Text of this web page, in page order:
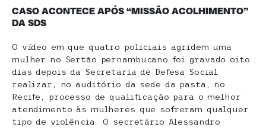
CASO ACONTECE APÓS “MISSÃO ACOLHIMENTO”
DA SDS
O vídeo em que quatro policiais agridem uma
mulher no Sertão pernambucano foi gravado oito
dias depois da Secretaria de Defesa Social
realizar, no auditório da sede da pasta, no
Recife, processo de qualificação para o melhor
atendimento às mulheres que sofreram qualquer
tipo de violência. O secretário Alessandro